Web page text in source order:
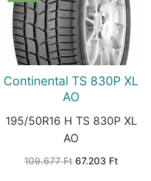
Continental TS 830P XL
AO
195/50R16 H TS 830P XL
AO
109.677Ft Original
67.203 FtCurrent